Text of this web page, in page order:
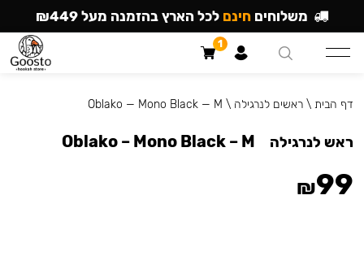
דף הבית \ראשים לנרגילה \
Oblako — Mono Black — M
ראש לנרגילה Oblako – Mono Black – M
₪99
משלוחים חינם לכל הארץ בהזמנה מעל ₪449
1